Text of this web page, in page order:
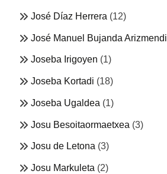
José Díaz Herrera (12)
José Manuel Bujanda Arizmendi
Joseba Irigoyen (1)
Joseba Kortadi (18)
Joseba Ugaldea (1)
Josu Besoitaormaetxea (3)
Josu de Letona (3)
Josu Markuleta (2)